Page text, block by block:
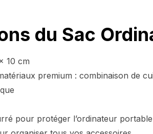
du Sac
10 cm
premium : combinaison de
pour protéger l’ordinateur